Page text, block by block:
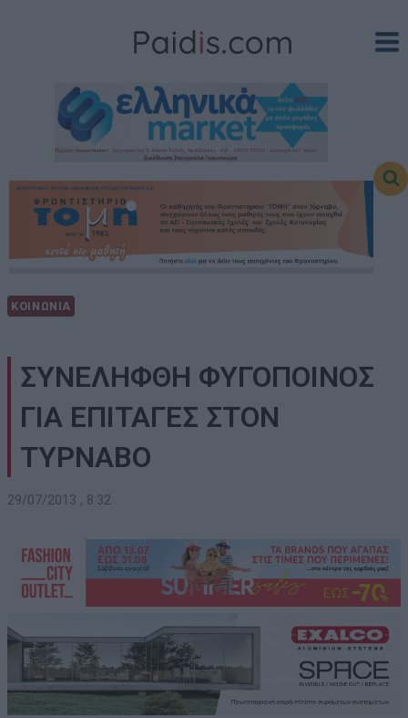
ΚΟΙΝΩΝΙΑ
ΣΥΝΕΛΗΦΘΗ ΦΥΓΟΠΟΙΝΟΣ
ΓΙΑ ΕΠΙΤΑΓΕΣ ΣΤΟΝ
ΤΥΡΝΑΒΟ
29/07/2013 , 8:32